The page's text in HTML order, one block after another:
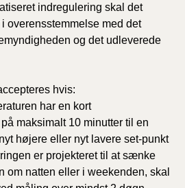
indregulering skal det
overensstemmelse med det
og det udleverede
hvis:
har en kort
maksimalt 10 minutter til en
højere eller nyt lavere set-punkt
er projekteret til at sænke
om natten eller i weekenden, skal